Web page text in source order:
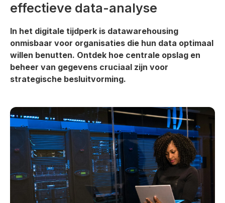
effectieve data-analyse
In het digitale tijdperk is datawarehousing
onmisbaar voor organisaties die hun data optimaal
willen benutten. Ontdek hoe centrale opslag en
beheer van gegevens cruciaal zijn voor
strategische besluitvorming.